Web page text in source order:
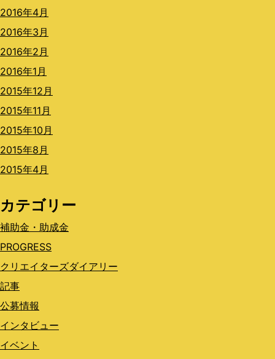
2016年4月
2016年3月
2016年2月
2016年1月
2015年12月
2015年11月
2015年10月
2015年8月
2015年4月
カテゴリー
補助金・助成金
PROGRESS
クリエイターズダイアリー
記事
公募情報
インタビュー
イベント